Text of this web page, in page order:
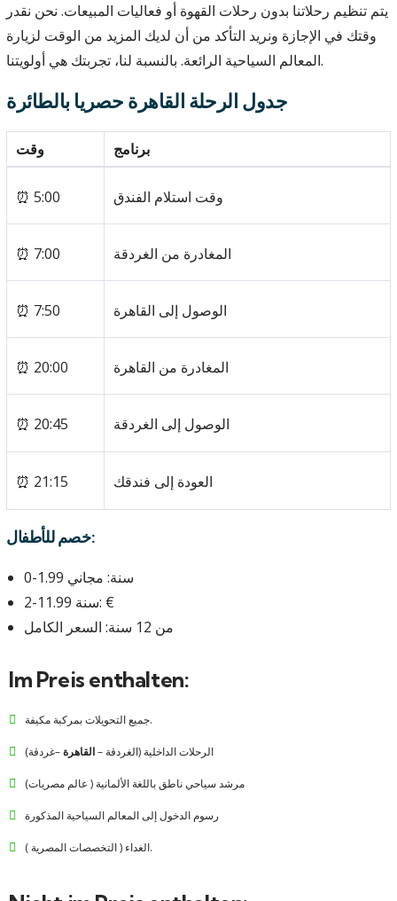
يتم تنظيم رحلاتنا بدون رحلات القهوة أو فعاليات المبيعات. نحن نقدر
وقتك في الإجازة ونريد التأكد من أن لديك المزيد من الوقت لزيارة
المعالم السياحية الرائعة. بالنسبة لنا، تجربتك هي أولويتنا.
جدول الرحلة القاهرة حصريا بالطائرة
وقت برنامج
⏰ 5:00 وقت استلام الفندق
⏰ 7:00 المغادرة من الغردقة
⏰ 7:50 الوصول إلى القاهرة
⏰ 20:00 المغادرة من القاهرة
⏰ 20:45 الوصول إلى الغردقة
⏰ 21:15 العودة إلى فندقك
خصم للأطفال:
0-1.99 سنة: مجاني
2-11.99 سنة: €
من 12 سنة: السعر الكامل
Im Preis enthalten:
جميع التحويلات بمركبة مكيفة.
الرحلات الداخلية (الغردقة –القاهرة–غردقة)
مرشد سياحي ناطق باللغة الألمانية ( عالم مصريات)
رسوم الدخول إلى المعالم السياحية المذكورة
الغداء ( التخصصات المصرية ).